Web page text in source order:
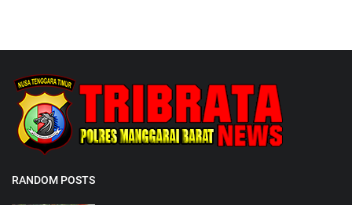
RANDOM POSTS